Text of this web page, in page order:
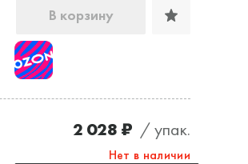
В корзину
2 028 ₽ / упак.
Нет в наличии